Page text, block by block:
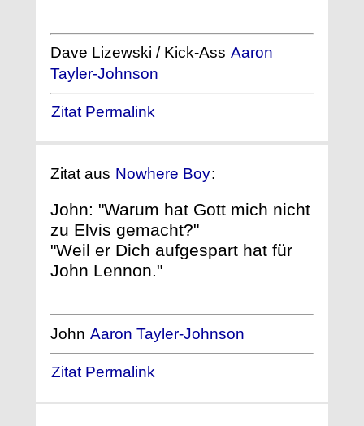
Dave Lizewski / Kick-Ass Aaron
Tayler-Johnson
Zitat Permalink
Zitat aus Nowhere Boy:
John: "Warum hat Gott mich nicht
zu Elvis gemacht?"
"Weil er Dich aufgespart hat für
John Lennon."
John Aaron Tayler-Johnson
Zitat Permalink